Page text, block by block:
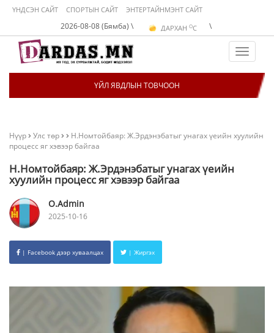
ҮНДСЭН САЙТ СПОРТЫН САЙТ ЭНТЕРТАЙНМЭНТ САЙТ
2026-08-08 (Бямба) \ ДАРХАН OC
ЭРДЭНЭТ C
\
Toggle
ҮЙЛ ЯВДЛЫН ТОВЧООН
Нүүр Улс төр
Н.Номтойбаяр: Ж.Эрдэнэбатыг унагах үеийн хуулийн
процесс яг хэвээр байгаа
Н.Номтойбаяр: Ж.Эрдэнэбатыг унагах үеийн
хуулийн процесс яг хэвээр байгаа
O.Admin
2025-10-16
| Facebook дээр хуваалцах | Жиргэх